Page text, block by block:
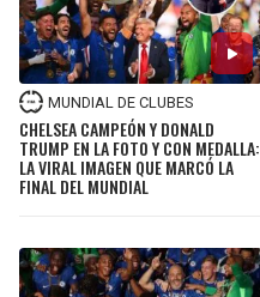
MUNDIAL DE CLUBES
CHELSEA CAMPEÓN Y DONALD
TRUMP EN LA FOTO Y CON MEDALLA:
LA VIRAL IMAGEN QUE MARCÓ LA
FINAL DEL MUNDIAL